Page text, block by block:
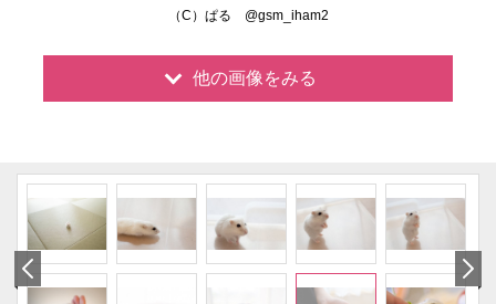
（C）ぱる @gsm_iham2
他の画像をみる